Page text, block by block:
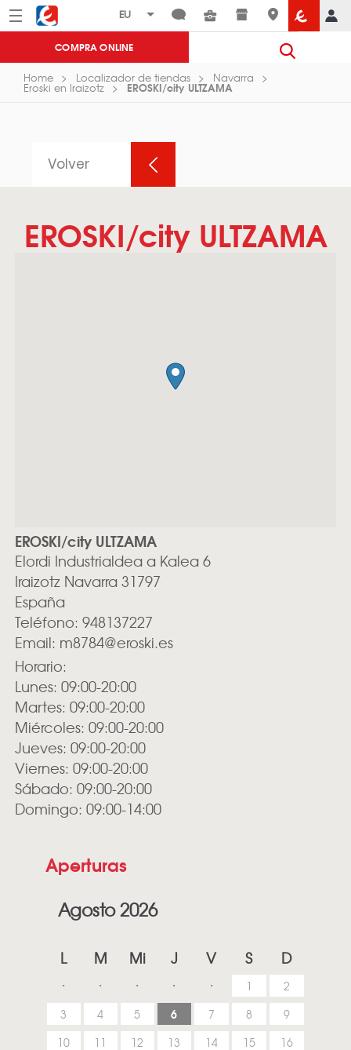
Menú Eroski
COMPRA ONLINE
Home Localizador de tiendas Navarra
Eroski en Iraizotz EROSKI/city ULTZAMA
Volver
EROSKI/city ULTZAMA
EROSKI/city ULTZAMA
Elordi Industrialdea a Kalea 6
Iraizotz Navarra 31797
España
Teléfono: 948137227
Email: m8784@eroski.es
Horario:
Lunes: 09:00-20:00
Martes: 09:00-20:00
Miércoles: 09:00-20:00
Jueves: 09:00-20:00
Viernes: 09:00-20:00
Sábado: 09:00-20:00
Domingo: 09:00-14:00
Aperturas
Agosto 2026
L M Mi J V S D
1
2
3
4 5 6 7 8
9
10
11 12 13 14 15
16